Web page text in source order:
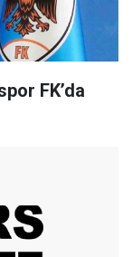
FK’da